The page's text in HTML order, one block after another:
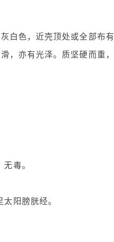
白色，近壳顶处或全部布
，亦有光泽。质坚硬而重
毒。
太阳膀胱经。